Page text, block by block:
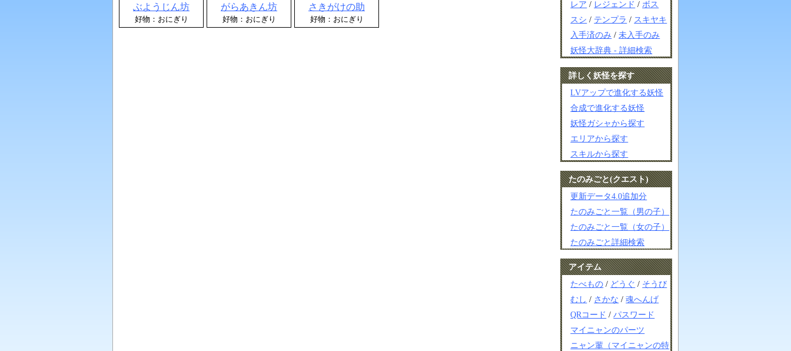
ぶようじん坊
好物：おにぎり
がらあきん坊
好物：おにぎり
さきがけの助
好物：おにぎり
レア / レジェンド / ボス
スシ / テンプラ / スキヤキ
入手済のみ /未入手のみ
妖怪大辞典 - 詳細検索
詳しく妖怪を探す
LVアップで進化する妖怪
合成で進化する妖怪
妖怪ガシャから探す
エリアから探す
スキルから探す
たのみごと(クエスト)
更新データ4.0追加分
たのみごと一覧（男の子）
たのみごと一覧（女の子）
たのみごと詳細検索
アイテム
たべもの / どうぐ / そうび
むし / さかな /魂へんげ
QRコード /パスワード
マイニャンのパーツ
ニャン輩（マイニャンの特